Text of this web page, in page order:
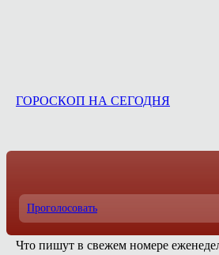
ГОРОСКОП НА СЕГОДНЯ
Проголосовать
Что пишут в свежем номере